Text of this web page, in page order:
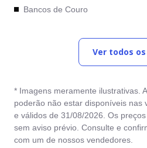
Bancos de Couro
Comandos no Volante
Computador de Bordo
Direção Eletrica
Ver todos
* Imagens meramente ilustrativas.
poderão não estar disponíveis nas
e válidos de 31/08/2026. Os
sem aviso prévio. Consulte e
com um de nossos vendedores.